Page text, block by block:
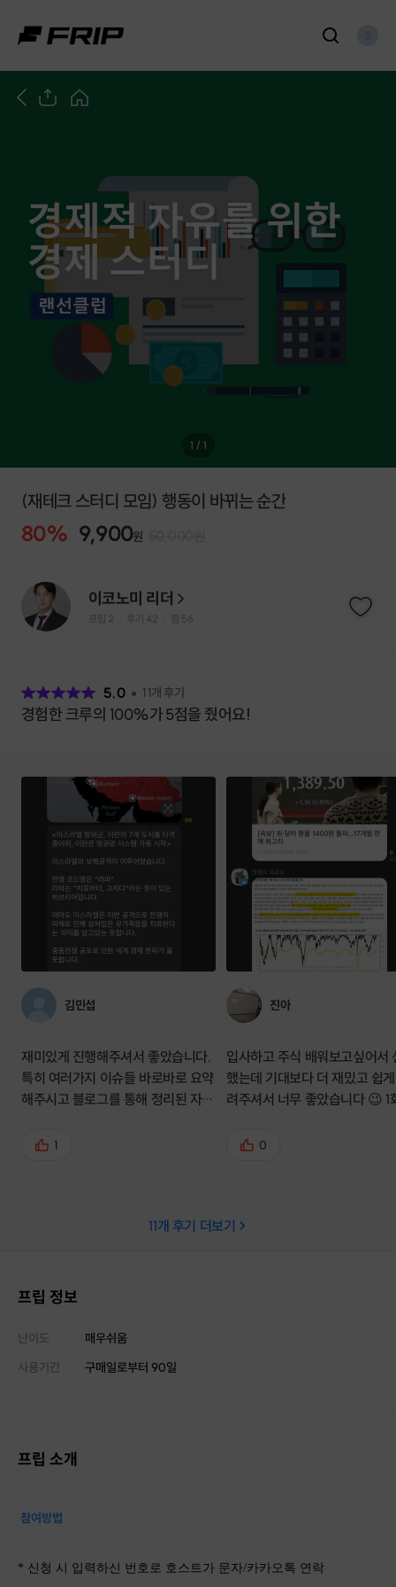
1 / 1
(재테크 스터디 모임) 행동이 바뀌는 순간
80% 9,900원
이코노미 리더
프립 2 후기 42 찜 56
5.0 11개 후기
경험한 크루의 100%가 5점을 줬어요!
김민섭
재미있게 진행해주셔서 좋았습니다.
특히 여러가지 이슈들 바로바로 요약
해주시고 블로그를 통해 정리된 자료
인 재테크를 할 수 있을 것 같아요!!
1
진아
입사하고 주식 배워보고싶어서
했는데 기대보다 더 재밌고 쉽
려주셔서 너무 좋았습니다 😉 1
공유해주셔서 너무 좋았습니다
않았어요 🙋‍♀️❤️) 난이도: 비전공 수
0
11개 후기 더보기
프립 정보
난이도
매우쉬움
사용기간
구매일로부터 90일
프립 소개
참여방법
* 신청 시 입력하신 번호로 호스트가 문자/카카오톡 연락